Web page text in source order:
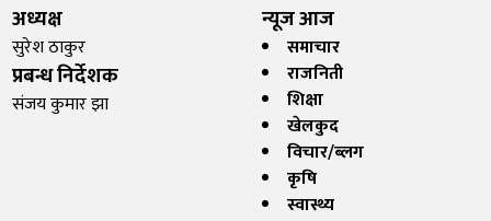
अध्यक्ष
सुरेश ठाकुर
प्रबन्ध निर्देशक
संजय कुमार झा
न्यूज आज
समाचार
राजनिती
शिक्षा
खेलकुद
विचार/ब्लग
कृषि
स्वास्थ्य